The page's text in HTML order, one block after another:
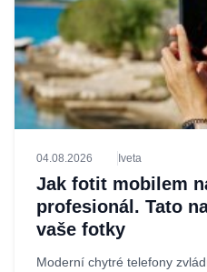
04.08.2026 Iveta
Jak fotit mobilem
profesionál. Tato
vaše fotky
Moderní chytré telefony